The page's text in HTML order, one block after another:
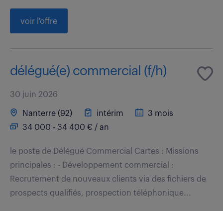
voir l'offre
délégué(e) commercial (f/h)
30 juin 2026
Nanterre (92) intérim
3 mois
34 000 - 34 400 € / an
le poste de Délégué Commercial Cartes : Missions
principales : - Développement commercial :
Recrutement de nouveaux clients via des fichiers de
prospects qualifiés, prospection téléphonique...